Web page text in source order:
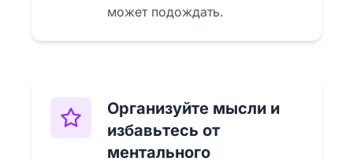
может подождать.
Организуйте мысли и
избавьтесь от
ментального